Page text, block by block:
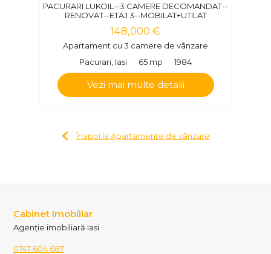
PACURARI LUKOIL--3 CAMERE DECOMANDAT--
RENOVAT--ETAJ 3--MOBILAT+UTILAT
148,000 €
Apartament cu 3 camere de vânzare
Pacurari, Iasi
65 mp 1984
Vezi mai multe detalii
Înapoi la Apartamente de vânzare
Cabinet Imobiliar
Agenție imobiliară Iasi
0747 604 687